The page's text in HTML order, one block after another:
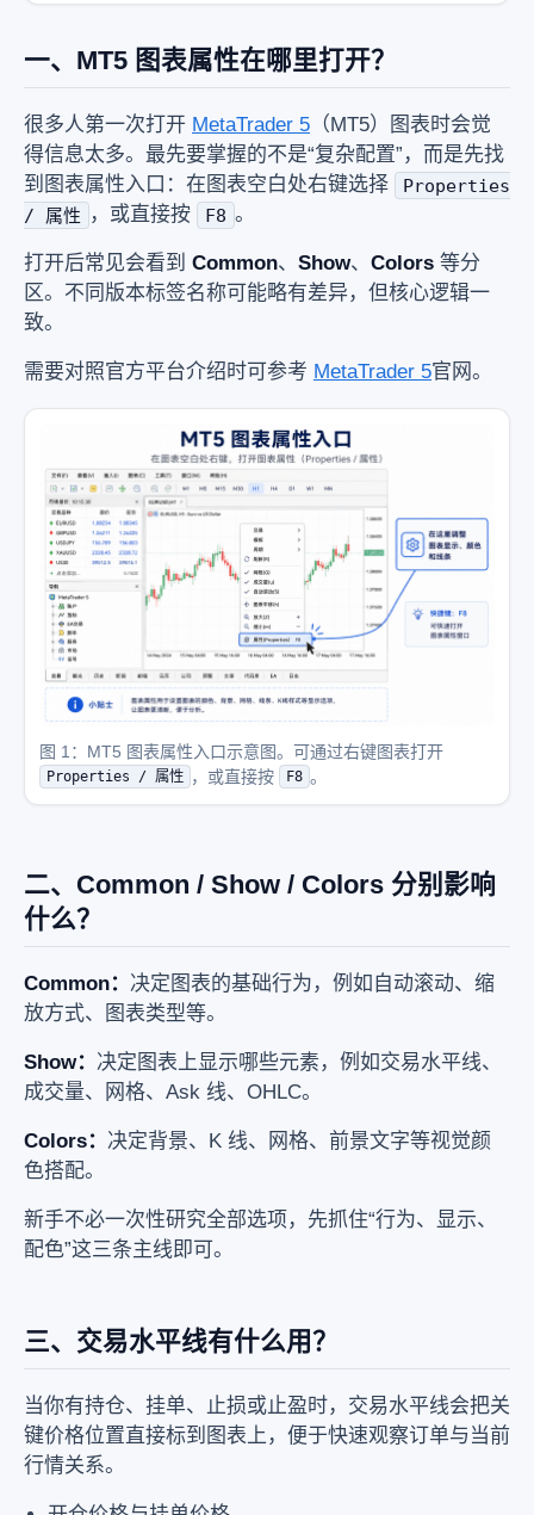
一、MT5 图表属性在哪里打开？
很多人第一次打开 MetaTrader 5 （MT5）图表时会觉
得信息太多。最先要掌握的不是“复杂配置”，而是先找
到图表属性入口：在图表空白处右键选择
Properties
/ 属性
，或直接按 F8 。
打开后常见会看到 Common、 Show、 Colors 等分
区。不同版本标签名称可能略有差异，但核心逻辑一
致。
需要对照官方平台介绍时可参考 MetaTrader 5官网。
图 1：MT5 图表属性入口示意图。可通过右键图表打开
Properties / 属性 ，或直接按 F8 。
二、Common / Show / Colors 分别影响
什么？
Common： 决定图表的基础行为，例如自动滚动、缩
放方式、图表类型等。
Show： 决定图表上显示哪些元素，例如交易水平线、
成交量、网格、Ask 线、OHLC。
Colors： 决定背景、K 线、网格、前景文字等视觉颜
色搭配。
新手不必一次性研究全部选项，先抓住“行为、显示、
配色”这三条主线即可。
三、交易水平线有什么用？
当你有持仓、挂单、止损或止盈时，交易水平线会把关
键价格位置直接标到图表上，便于快速观察订单与当前
行情关系。